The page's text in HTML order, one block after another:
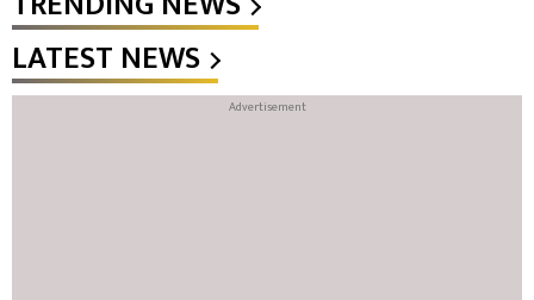
LATEST NEWS